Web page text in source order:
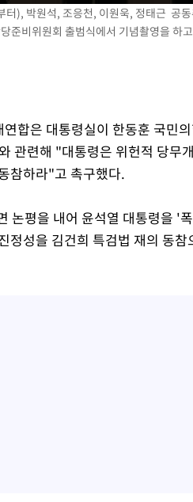
수사 재개"
축구협회
), 박원석, 조응천, 이원욱, 정태근 공
준비위원회 출범식에서 기념촬영을
합은 대통령실이 한동훈 국민
관련해 "대통령은 위헌적 당무
참하라"고 촉구했다.
논평을 내어 윤석열 대통령을 '
정성을 김건희 특검법 재의 동